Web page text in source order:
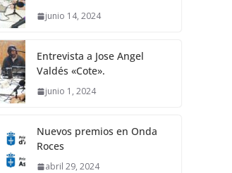
junio 14, 2024
Entrevista a Jose Angel
Valdés «Cote».
junio 1, 2024
Nuevos premios en Onda
Roces
abril 29, 2024